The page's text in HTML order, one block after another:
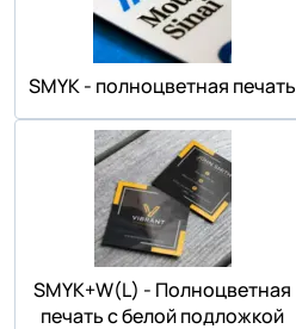
SMYK - полноцветная печать
SMYK+W(L) - Полноцветная
печать с белой подложкой